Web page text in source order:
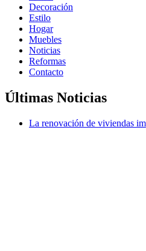
Decoración
Estilo
Hogar
Muebles
Noticias
Reformas
Contacto
Últimas Noticias
La renovación de viviendas